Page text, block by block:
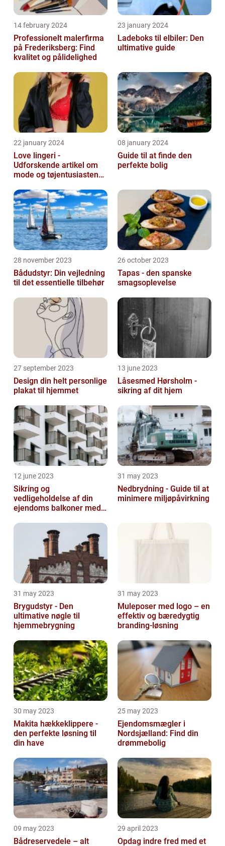
14 february 2024
Professionelt malerfirma
på Frederiksberg: Find
kvalitet og pålidelighed
23 january 2024
Ladeboks til elbiler: Den
ultimative guide
22 january 2024
Love lingeri -
Udforskende artikel om
mode og tøjentusiastens
08 january 2024
Guide til at finde den
perfekte bolig
28 november 2023
Bådudstyr: Din vejledning
til det essentielle tilbehør
26 october 2023
Tapas - den spanske
smagsoplevelse
27 september 2023
Design din helt personlige
plakat til hjemmet
13 june 2023
Låsesmed Hørsholm -
sikring af dit hjem
12 june 2023
Sikring og
vedligeholdelse af din
ejendoms balkoner med
31 may 2023
Nedbrydning - Guide til at
minimere miljøpåvirkning
31 may 2023
Brygudstyr - Den
ultimative nøgle til
hjemmebrygning
31 may 2023
Muleposer med logo – en
effektiv og bæredygtig
branding-løsning
30 may 2023
Makita hækkeklippere -
den perfekte løsning til
din have
25 may 2023
Ejendomsmægler i
Nordsjælland: Find din
drømmebolig
09 may 2023
Bådreservedele – alt
29 april 2023
Opdag indre fred med et